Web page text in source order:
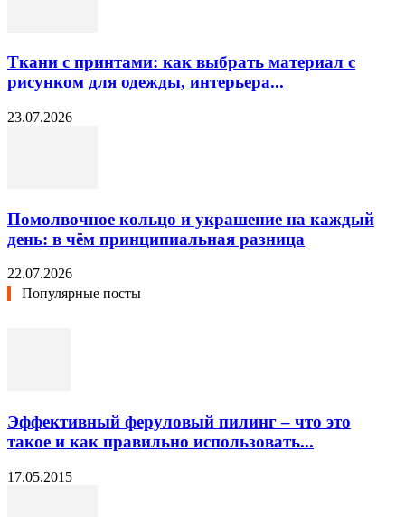
Ткани с принтами: как выбрать материал с
рисунком для одежды, интерьера...
23.07.2026
Помолвочное кольцо и украшение на каждый
день: в чём принципиальная разница
22.07.2026
Популярные посты
Эффективный феруловый пилинг – что это
такое и как правильно использовать...
17.05.2015